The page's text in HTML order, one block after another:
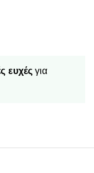
ευχές για